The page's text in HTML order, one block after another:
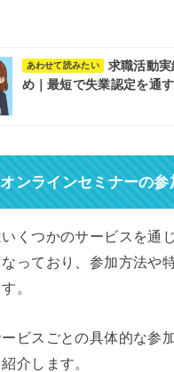
あわせて読みたい
求職活動
め｜最短で失業認定を通
ンラインセミナーの参
くつかのサービスを通
なっており、参加方法や
。
ビスごとの具体的な参
介します。